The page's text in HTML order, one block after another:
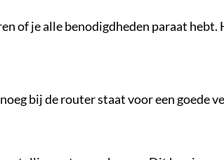
je alle benodigdheden paraat hebt.
bij de router staat voor een goede